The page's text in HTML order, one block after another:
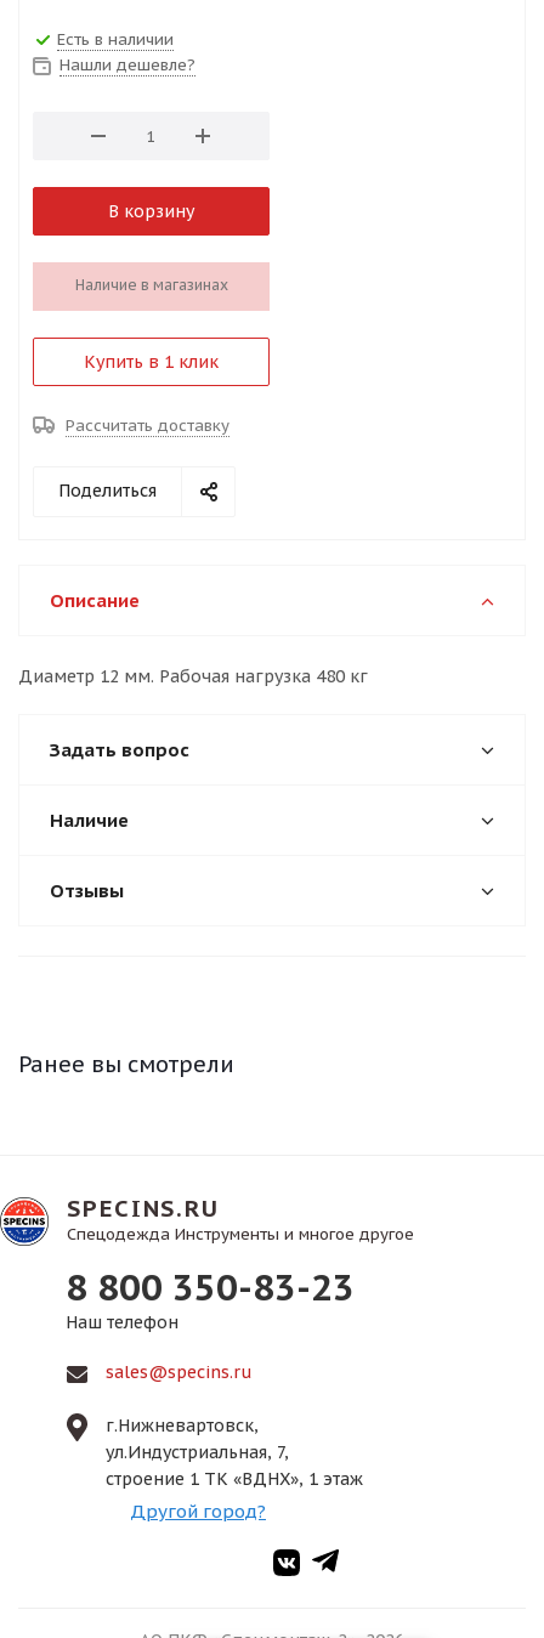
Есть в наличии
Нашли дешевле?
В корзину
Наличие в магазинах
Купить в 1 клик
Рассчитать доставку
Поделиться
Описание
Диаметр 12 мм. Рабочая нагрузка 480 кг
Задать вопрос
Наличие
Отзывы
Ранее вы смотрели
SPECINS.RU
Спецодежда Инструменты и многое другое
8 800 350-83-23
Наш телефон
sales@specins.ru
г.Нижневартовск,
ул.Индустриальная, 7,
строение 1 ТК «ВДНХ», 1 этаж
Другой город?